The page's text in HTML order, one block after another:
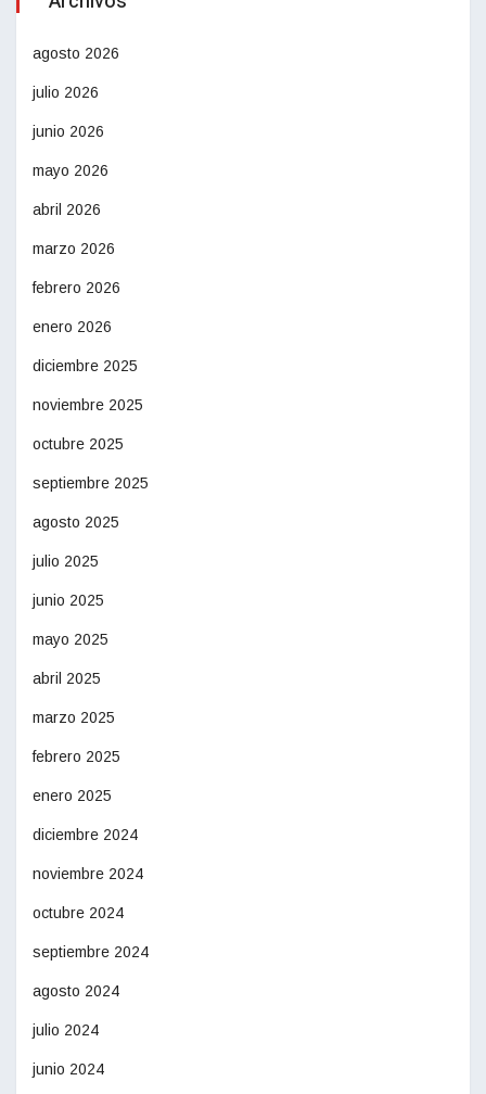
agosto 2026
julio 2026
junio 2026
mayo 2026
abril 2026
marzo 2026
febrero 2026
enero 2026
diciembre 2025
noviembre 2025
octubre 2025
septiembre 2025
agosto 2025
julio 2025
junio 2025
mayo 2025
abril 2025
marzo 2025
febrero 2025
enero 2025
diciembre 2024
noviembre 2024
octubre 2024
septiembre 2024
agosto 2024
julio 2024
junio 2024